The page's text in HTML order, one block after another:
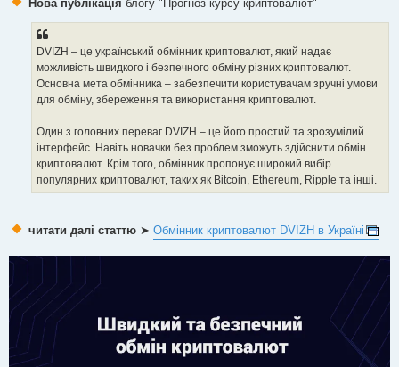
Нова публікація блогу "Прогноз курсу криптовалют"
DVIZH – це український обмінник криптовалют, який надає
можливість швидкого і безпечного обміну різних криптовалют.
Основна мета обмінника – забезпечити користувачам зручні умови
для обміну, збереження та використання криптовалют.
Один з головних переваг DVIZH – це його простий та зрозумілий
інтерфейс. Навіть новачки без проблем зможуть здійснити обмін
криптовалют. Крім того, обмінник пропонує широкий вибір
популярних криптовалют, таких як Bitcoin, Ethereum, Ripple та інші.
читати далі статтю ➤ Обмінник криптовалют DVIZH в Україні